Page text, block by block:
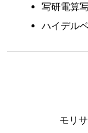
写研電算
ハイデル
モリ